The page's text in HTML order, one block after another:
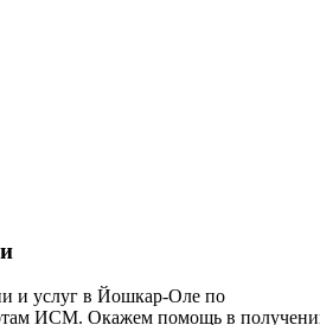
и услуг в Йошкар-Оле по
ИСМ. Окажем помощь в